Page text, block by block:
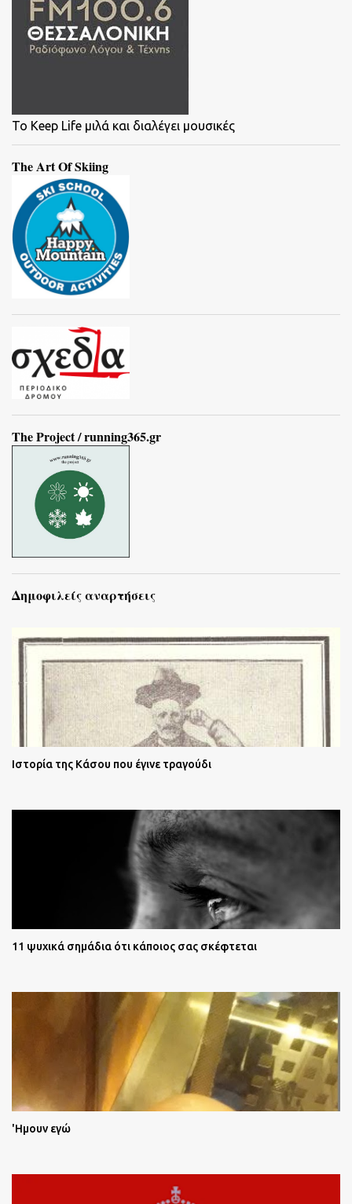
To Keep Life μιλά και διαλέγει μουσικές
The Art Of Skiing
The Project / running365.gr
Δημοφιλείς αναρτήσεις
Ιστορία της Κάσου που έγινε τραγούδι
11 ψυχικά σημάδια ότι κάποιος σας σκέφτεται
'Ημουν εγώ